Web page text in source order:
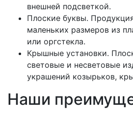
внешней подсветкой.
Плоские буквы.
маленьких размеров из
или оргстекла.
Крышные установки.
световые и несветовые
украшений козырьков,
Наши